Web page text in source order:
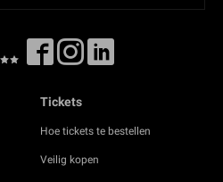
Tickets
Hoe tickets te bestellen
Veilig kopen